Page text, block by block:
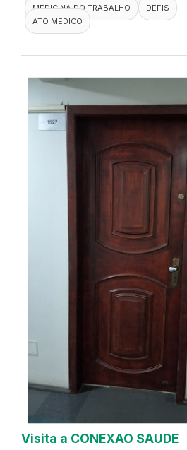
MEDICINA DO TRABALHO
DEFIS
ATO MEDICO
Visita a CONEXAO SAUDE